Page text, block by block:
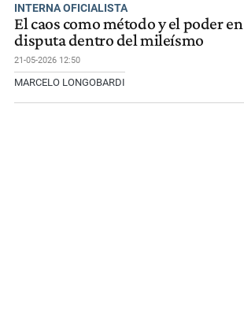
INTERNA OFICIALISTA
El caos como método y el poder en
disputa dentro del mileísmo
21-05-2026 12:50
MARCELO LONGOBARDI